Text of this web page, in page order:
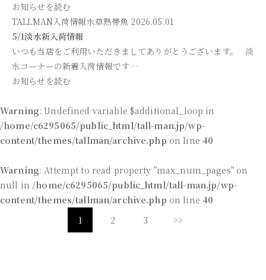
お知らせを読む
TALLMAN入荷情報水草熱帯魚 2026.05.01
5/1淡水新入荷情報
いつも当店をご利用いただきましてありがとうございます。 淡
水コーナーの新着入荷情報です…
お知らせを読む
Warning: Undefined variable $additional_loop in
/home/c6295065/public_html/tall-man.jp/wp-
content/themes/tallman/archive.php on line 40
Warning: Attempt to read property "max_num_pages" on
null in /home/c6295065/public_html/tall-man.jp/wp-
content/themes/tallman/archive.php on line 40
1
2 3 >>